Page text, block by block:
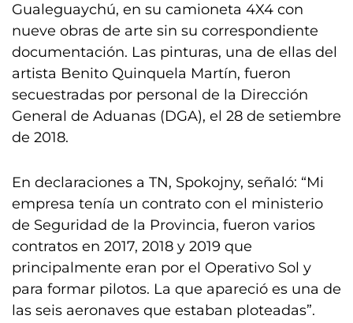
Gualeguaychú, en su camioneta 4X4 con
nueve obras de arte sin su correspondiente
documentación. Las pinturas, una de ellas del
artista Benito Quinquela Martín, fueron
secuestradas por personal de la Dirección
General de Aduanas (DGA), el 28 de setiembre
de 2018.
En declaraciones a TN, Spokojny, señaló: “Mi
empresa tenía un contrato con el ministerio
de Seguridad de la Provincia, fueron varios
contratos en 2017, 2018 y 2019 que
principalmente eran por el Operativo Sol y
para formar pilotos. La que apareció es una de
las seis aeronaves que estaban ploteadas”.